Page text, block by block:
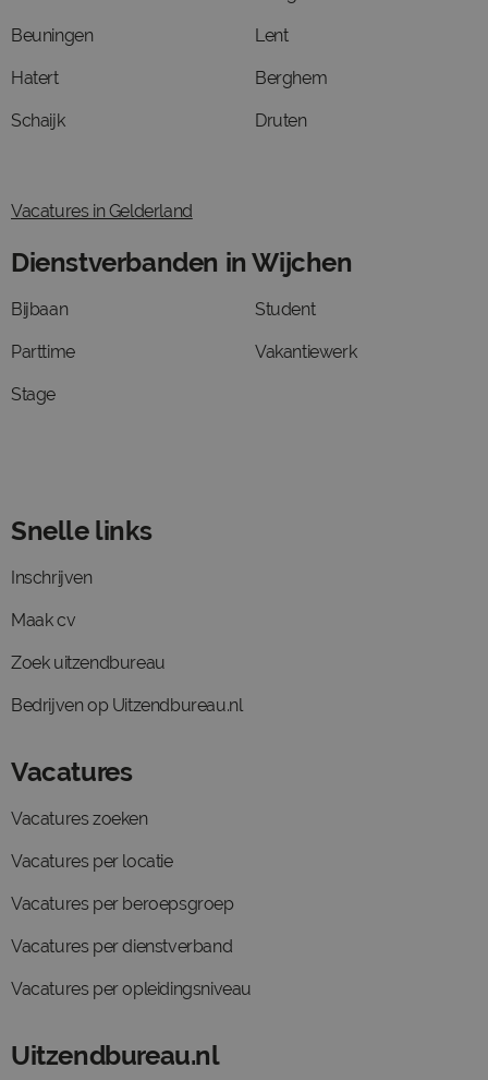
Beuningen
Hatert
Schaijk
Lent
Berghem
Druten
Vacatures in Gelderland
Dienstverbanden in Wijchen
Bijbaan
Parttime
Stage
Student
Vakantiewerk
Snelle links
Inschrijven
Maak cv
Zoek uitzendbureau
Bedrijven op Uitzendbureau.nl
Vacatures
Vacatures zoeken
Vacatures per locatie
Vacatures per beroepsgroep
Vacatures per dienstverband
Vacatures per opleidingsniveau
Uitzendbureau.nl